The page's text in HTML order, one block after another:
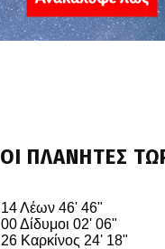
ΟΙ ΠΛΑΝΗΤΕΣ